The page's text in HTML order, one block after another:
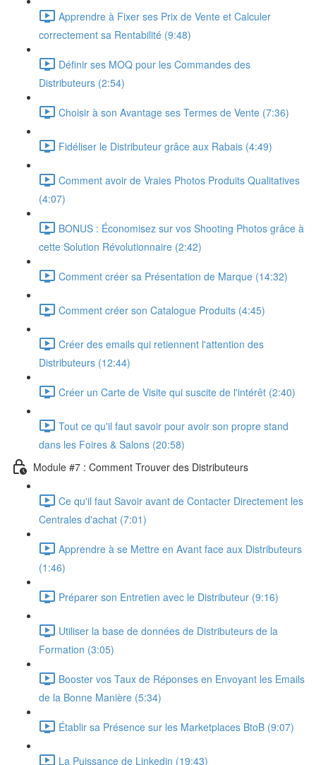
Apprendre à Fixer ses Prix de Vente et Calculer
correctement sa Rentabilité (9:48)
Définir ses MOQ pour les Commandes des
Distributeurs (2:54)
Choisir à son Avantage ses Termes de Vente (7:36)
Fidéliser le Distributeur grâce aux Rabais (4:49)
Comment avoir de Vraies Photos Produits Qualitatives
(4:07)
BONUS : Économisez sur vos Shooting Photos grâce à
cette Solution Révolutionnaire (2:42)
Comment créer sa Présentation de Marque (14:32)
Comment créer son Catalogue Produits (4:45)
Créer des emails qui retiennent l'attention des
Distributeurs (12:44)
Créer un Carte de Visite qui suscite de l'intérêt (2:40)
Tout ce qu'il faut savoir pour avoir son propre stand
dans les Foires & Salons (20:58)
Module #7 : Comment Trouver des Distributeurs
Ce qu'il faut Savoir avant de Contacter Directement les
Centrales d'achat (7:01)
Apprendre à se Mettre en Avant face aux Distributeurs
(1:46)
Préparer son Entretien avec le Distributeur (9:16)
Utiliser la base de données de Distributeurs de la
Formation (3:05)
Booster vos Taux de Réponses en Envoyant les Emails
de la Bonne Manière (5:34)
Établir sa Présence sur les Marketplaces BtoB (9:07)
La Puissance de Linkedin (19:43)